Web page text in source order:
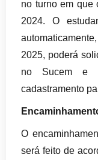
no turno em que
2024. O
2025, poderá
no Sucem e
cadastramento
O
será feito de